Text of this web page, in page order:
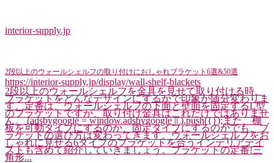
interior-supply.jp
2段以上のウォールシェルフの取り付けにおしゃれブラケット6選&50選
https://interior-supply.jp/display/wall-shelf-blackets
2段以上のウォールシェルフを金具を見せて取り付ける時、
ブラケットをどんなデザインにするかで印象が随分変わりま
す。定番は、ウォールシェルフの下面と壁面を固定するL型
のブラケットですが、取り付け金具はこれだけではありませ
ん。 (adsbygoogle = window.adsbygoogle || ).push({});また、棚
板を可動タイプにするのか、固定タイプにするのかでも、ブ
ラケットの選び方は変わってきます。ウォールシェルフをお
しゃれに見せる6タイプのブラケットを合うインテリアテイ
ストも含めて紹介していきましょう。ブラケットの定番!三
角形...